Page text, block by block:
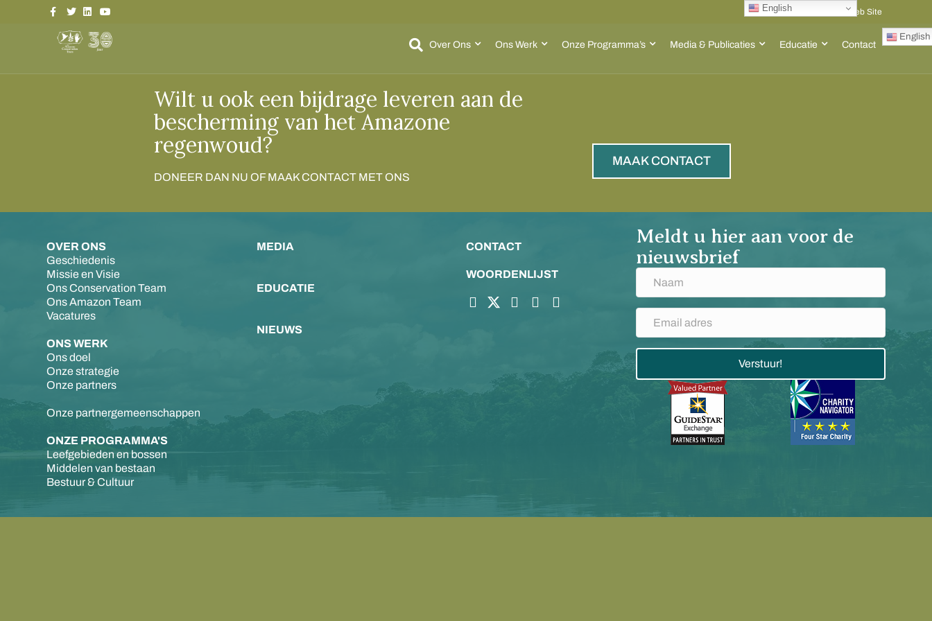
Facebook
TwitterLinkedinYoutube Go to ACT Global Web Site
Over Ons Ons Werk Onze Programma’s Media & Publicaties Educatie Contact
English
Wilt u ook een bijdrage leveren aan de
bescherming van het Amazone
regenwoud?
DONEER DAN NU OF MAAK CONTACT MET ONS
MAAK CONTACT
OVER ONS
Geschiedenis
Missie en Visie
Ons Conservation Team
Ons Amazon Team
Vacatures
ONS WERK
Ons doel
Onze strategie
Onze partners
Onze partnergemeenschappen
ONZE PROGRAMMA'S
Leefgebieden en bossen
Middelen van bestaan
Bestuur & Cultuur
MEDIA
EDUCATIE
NIEUWS
CONTACT
WOORDENLIJST
Meldt u hier aan voor de
nieuwsbrief
Verstuur!
English